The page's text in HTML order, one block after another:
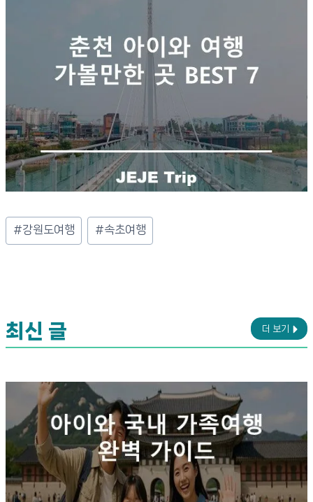
Post
Tags:
#강원도여행 #속초여행
최신 글 더 보기